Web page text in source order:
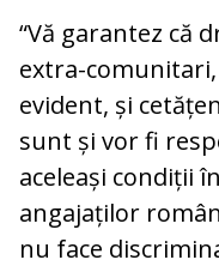
“Vă garantez că
extra-
evident, și
sunt și vor fi
aceleași condiții
angajaților
nu face